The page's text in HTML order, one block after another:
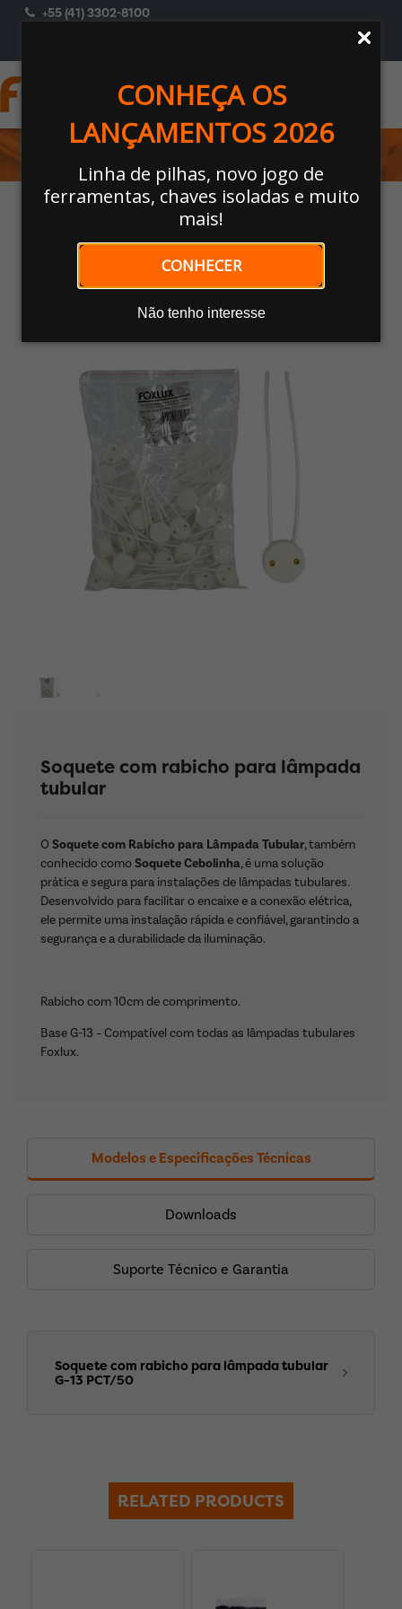
CONHEÇA OS
LANÇAMENTOS 2026
Linha de pilhas, novo jogo de
ferramentas, chaves isoladas e muito
mais!
CONHECER
Não tenho interesse
+55 (41) 3302-8100
MATERIAIS ELÉTRICOS
Home/MATERIAIS ELÉTRICOS/ Bocais E Soquetes/ Soquete com
rabicho para lâmpada tubular
Nossos Produtos
Soquete com rabicho para lâmpada
tubular
O Soquete com Rabicho para Lâmpada Tubular, também
conhecido comoSoquete Cebolinha, é uma solução
prática e segura para instalações de lâmpadas tubulares.
Desenvolvido para facilitar o encaixe e a conexão elétrica,
ele permite uma instalação rápida e confiável, garantindo a
segurança e a durabilidade da iluminação.
Rabicho com 10cm de comprimento.
Base G-13 – Compatível com todas as lâmpadas tubulares
Foxlux.
Modelos e Especificações Técnicas
Downloads
Suporte Técnico e Garantia
Soquete com rabicho para lâmpada tubular
G-13 PCT/50
RELATED PRODUCTS